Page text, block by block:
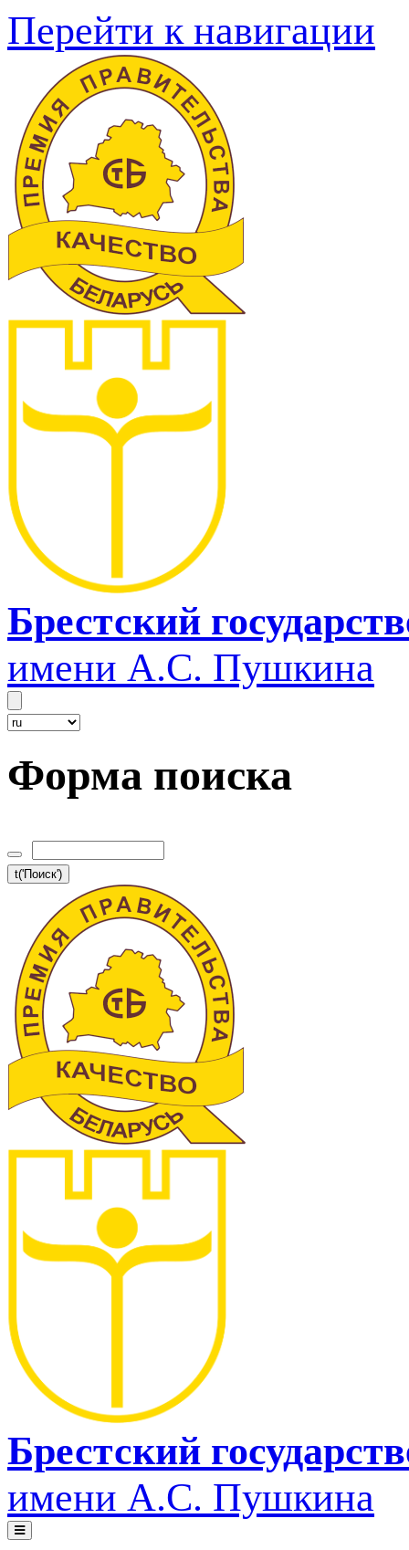
Перейти к навигации
Брестский
имени А.С. Пушкина
Форма поиска
t('Поиск')
Брестский
имени А.С. Пушкина